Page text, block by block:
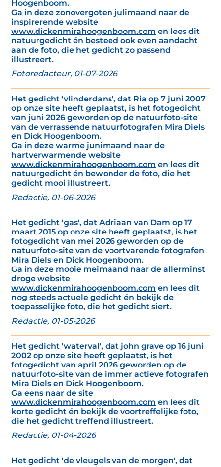
Hoogenboom.
Ga in deze zonovergoten julimaand naar de
inspirerende website
www.dickenmirahoogenboom.com en lees dit
natuurgedicht én besteed ook even aandacht
aan de foto, die het gedicht zo passend
illustreert.
Fotoredacteur, 01-07-2026
Het gedicht 'vlinderdans', dat Ria op 7 juni 2007
op onze site heeft geplaatst, is het fotogedicht
van juni 2026 geworden op de natuurfoto-site
van de verrassende natuurfotografen Mira Diels
en Dick Hoogenboom.
Ga in deze warme junimaand naar de
hartverwarmende website
www.dickenmirahoogenboom.com en lees dit
natuurgedicht én bewonder de foto, die het
gedicht mooi illustreert.
Redactie, 01-06-2026
Het gedicht 'gas', dat Adriaan van Dam op 17
maart 2015 op onze site heeft geplaatst, is het
fotogedicht van mei 2026 geworden op de
natuurfoto-site van de voortvarende fotografen
Mira Diels en Dick Hoogenboom.
Ga in deze mooie meimaand naar de allerminst
droge website
www.dickenmirahoogenboom.com en lees dit
nog steeds actuele gedicht én bekijk de
toepasselijke foto, die het gedicht siert.
Redactie, 01-05-2026
Het gedicht 'waterval', dat john grave op 16 juni
2002 op onze site heeft geplaatst, is het
fotogedicht van april 2026 geworden op de
natuurfoto-site van de immer actieve fotografen
Mira Diels en Dick Hoogenboom.
Ga eens naar de site
www.dickenmirahoogenboom.com en lees dit
korte gedicht én bekijk de voortreffelijke foto,
die het gedicht treffend illustreert.
Redactie, 01-04-2026
Het gedicht 'de vleugels van de morgen', dat